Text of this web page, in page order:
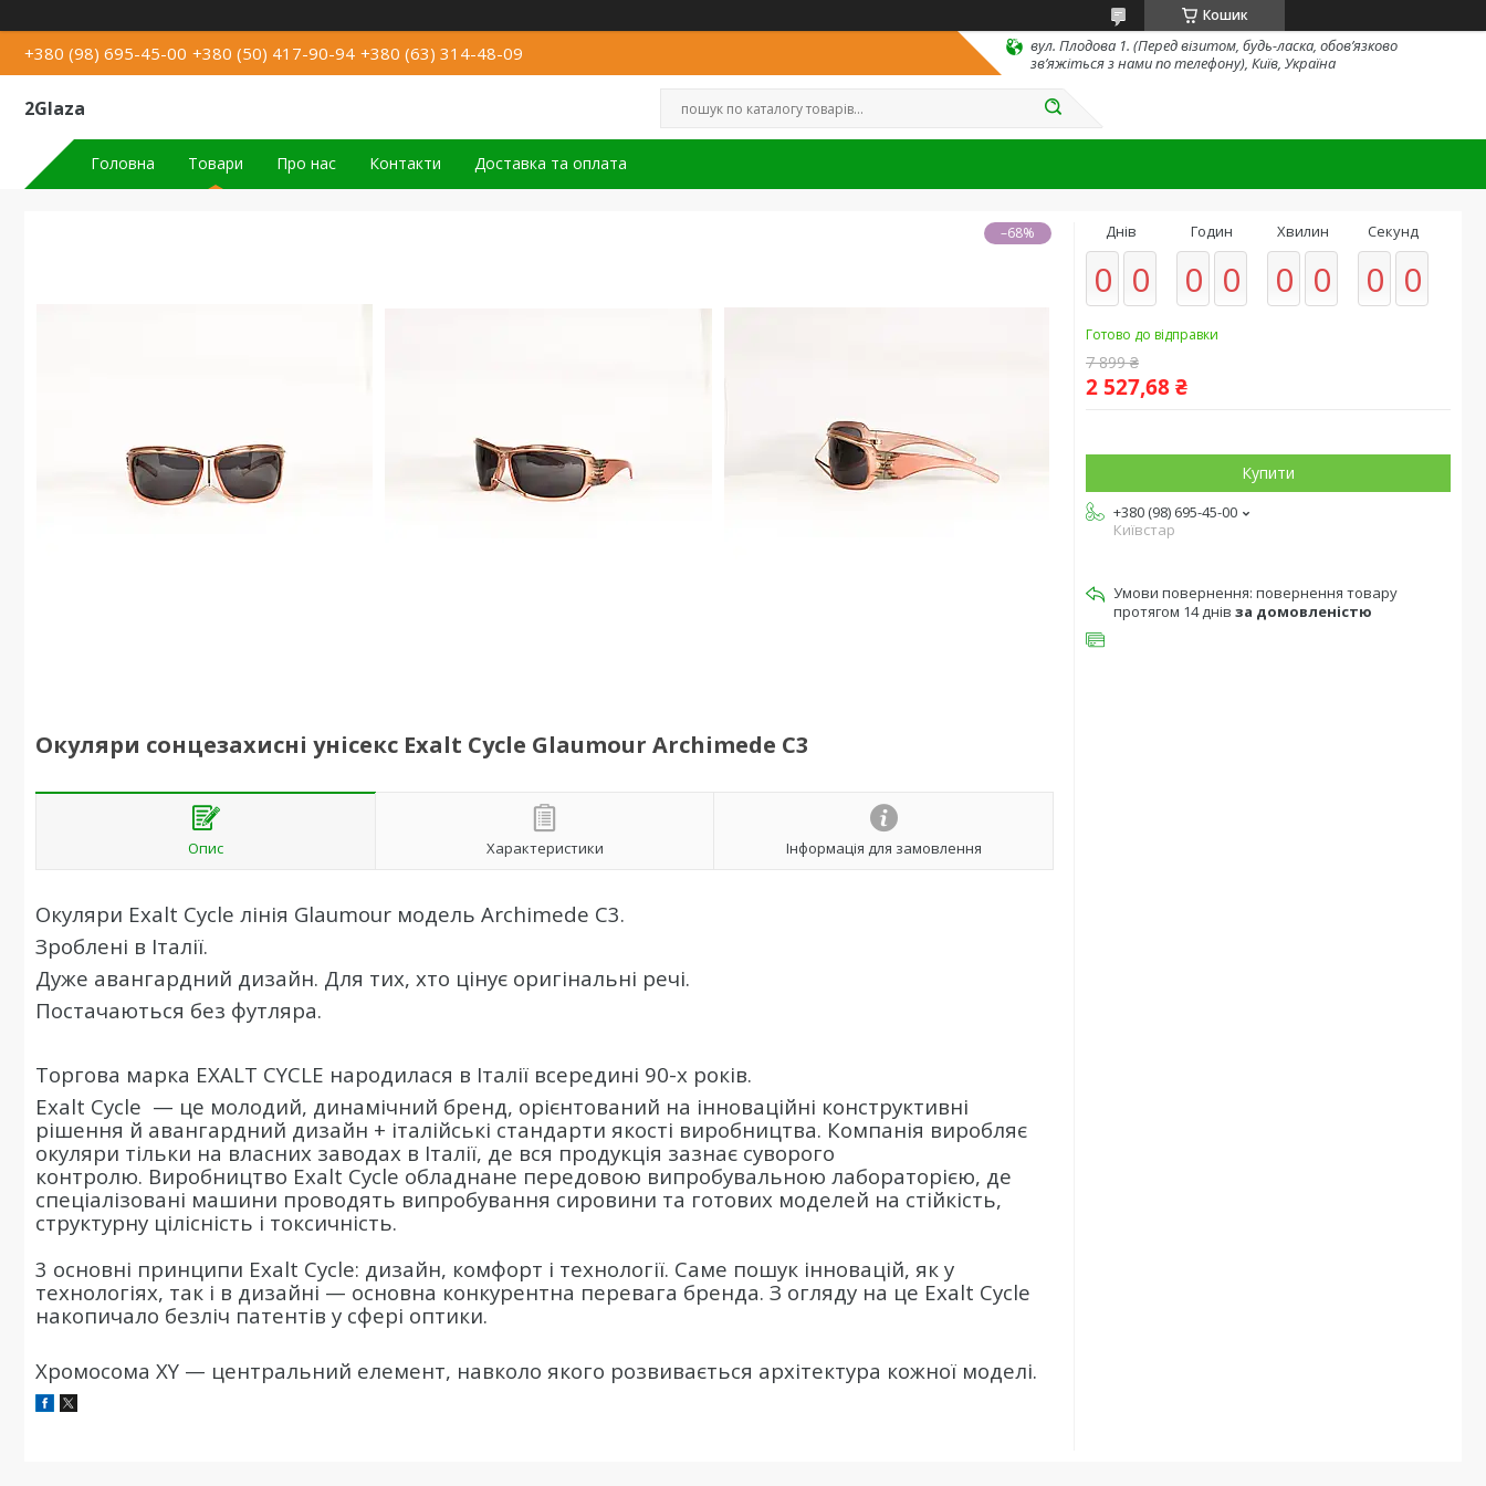
Кошик
+380 (98) 695-45-00 +380 (50) 417-90-94 +380 (63) 314-48-09
вул. Плодова 1. (Перед візитом, будь-ласка, обов’язково
зв’яжіться з нами по телефону), Київ, Україна
2Glaza
Головна Товари Про нас Контакти Доставка та оплата
–68%
Окуляри сонцезахисні унісекс Exalt Cycle Glaumour Archimede С3
Опис Характеристики Інформація для замовлення
Окуляри Exalt Cycle лінія Glaumour модель Archimede С3.
Зроблені в Італії.
Дуже авангардний дизайн. Для тих, хто цінує оригінальні речі.
Постачаються без футляра.
Торгова марка EXALT CYCLE народилася в Італії всередині 90-х років.
Exalt Cycle — це молодий, динамічний бренд, орієнтований на інноваційні конструктивні
рішення й авангардний дизайн + італійські стандарти якості виробництва. Компанія виробляє
окуляри тільки на власних заводах в Італії, де вся продукція зазнає суворого
контролю. Виробництво Exalt Cycle обладнане передовою випробувальною лабораторією, де
спеціалізовані машини проводять випробування сировини та готових моделей на стійкість,
структурну цілісність і токсичність.
3 основні принципи Exalt Cycle: дизайн, комфорт і технології. Саме пошук інновацій, як у
технологіях, так і в дизайні — основна конкурентна перевага бренда. З огляду на це Exalt Cycle
накопичало безліч патентів у сфері оптики.
Хромосома XY — центральний елемент, навколо якого розвивається архітектура кожної моделі.
Днів
0 0
Годин
0 0
Хвилин
0 0
Секунд
0 0
Готово до відправки
7 899 ₴
2 527,68 ₴
Купити
+380 (98) 695-45-00
Київстар
повернення товару
протягом 14 днів за домовленістю